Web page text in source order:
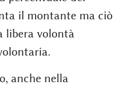
il montante ma ciò
libera volontà
anche nella